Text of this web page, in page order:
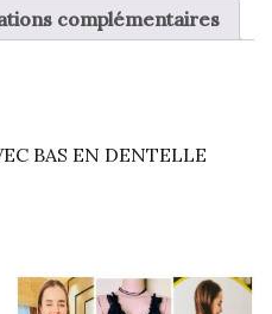
complémentaires
BAS EN DENTELLE